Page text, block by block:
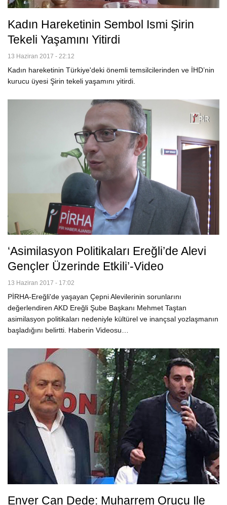
Kadın Hareketinin Sembol Ismi Şirin
Tekeli Yaşamını Yitirdi
13 Haziran 2017 - 22:12
Kadın hareketinin Türkiye'deki önemli temsilcilerinden ve İHD’nin
kurucu üyesi Şirin tekeli yaşamını yitirdi.
‘Asimilasyon Politikaları Ereğli’de Alevi
Gençler Üzerinde Etkili’-Video
13 Haziran 2017 - 17:02
PİRHA-Ereğli'de yaşayan Çepni Alevilerinin sorunlarını
değerlendiren AKD Ereğli Şube Başkanı Mehmet Taştan
asimilasyon politikaları nedeniyle kültürel ve inançsal yozlaşmanın
başladığını belirtti. Haberin Videosu…
Enver Can Dede: Muharrem Orucu Ile